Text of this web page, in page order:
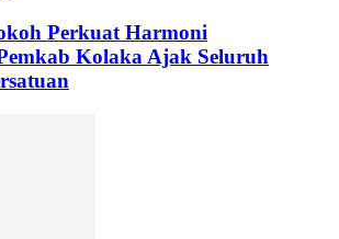
Perkuat Harmoni
Kolaka Ajak Seluruh